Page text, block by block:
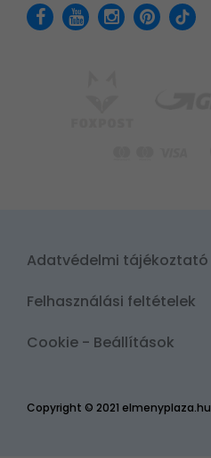
Copyright © 2021
Adatvédelmi tájékoztató
Felhasználási feltételek
Cookie - Beállítások